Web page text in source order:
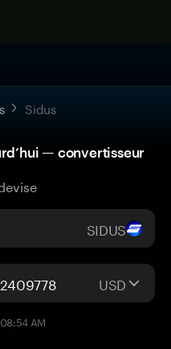
Sidus
— convertisseur
SIDUS
USD
AM